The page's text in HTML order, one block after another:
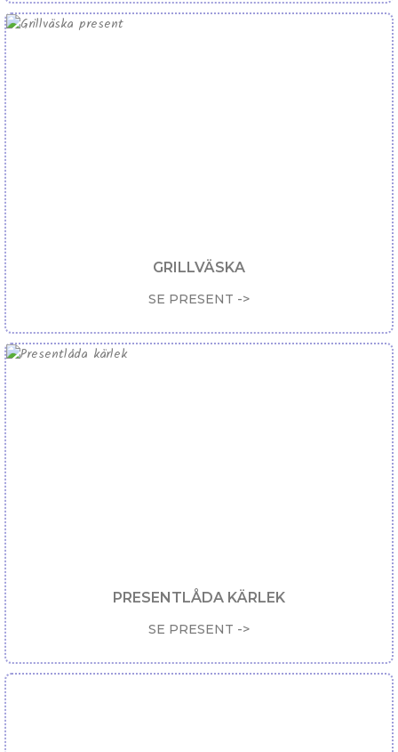
GRILLVÄSKA
SE PRESENT ->
PRESENTLÅDA KÄRLEK
SE PRESENT ->